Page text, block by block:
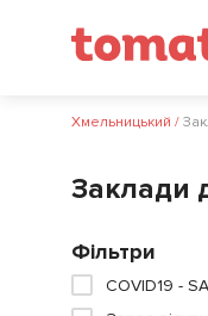
Хмельницький /
Заклади
Фільтри
COVID19 -